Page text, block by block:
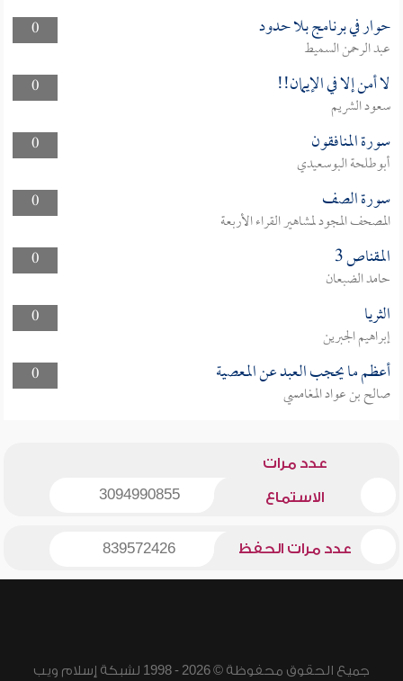
0 حوار في برنامج بلا حدود
عبد الرحمن السميط
0
لا أمن إلا في الإيمان!!
سعود الشريم
0
سورة المنافقون
أبوطلحة البوسعيدي
0
سورة الصف
المصحف المجود لمشاهير القراء الأربعة
0
المقناص 3
حامد الضبعان
0
الثريا
إبراهيم الجبرين
0
أعظم ما يحجب العبد عن المعصية
صالح بن عواد المغامسي
عدد مرات
الاستماع 3094990855
عدد مرات الحفظ 839572426
جميع الحقوق محفوظة © 2026 - 1998 لشبكة إسلام ويب